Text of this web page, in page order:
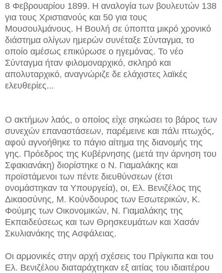
8 Φεβρουαρίου 1899. Η αναλογία των βουλευτών 138
για τους Χριστιανούς και 50 για τους
Μουσουλμάνους. Η Βουλή σε ύποπτα μικρό χρονικό
διάστημα ολίγων ημερών συνέταξε Σύνταγμα, το
οποίο αμέσως επικύρωσε ο ηγεμόνας. Το νέο
Σύνταγμα ήταν φιλομοναρχικό, σκληρό και
απολυταρχικό, αναγνώριζε δε ελάχιστες λαϊκές
ελευθερίες...
Ο ακτήμων λαός, ο οποίος είχε σηκώσει το βάρος των
συνεχών επαναστάσεων, παρέμεινε και πάλι πτωχός,
αφού αγνοήθηκε το πάγιο αίτημα της διανομής της
γης. Πρόεδρος της Κυβέρνησης (μετά την άρνηση του
Σφακιανάκη) διορίστηκε ο Ν. Γιαμαλάκης και
προϊστάμενοι των πέντε διευθύνσεων (έτσι
ονομάστηκαν τα Υπουργεία), οι, Ελ. Βενιζέλος της
Δικαοσύνης, Μ. Κούνδουρος των Εσωτερικών, Κ.
Φούμης των Οικονομικών, Ν. Γιαμαλάκης της
Εκπαιδεύσεως και των Θρησκευμάτων και Χασάν
Σκυλιανάκης της Ασφάλειας.
Οι αρμονικές στην αρχή σχέσεις του Πρίγκιπα και του
Ελ. Βενιζέλου διαταράχτηκαν εξ αιτίας του ιδιαιτέρου